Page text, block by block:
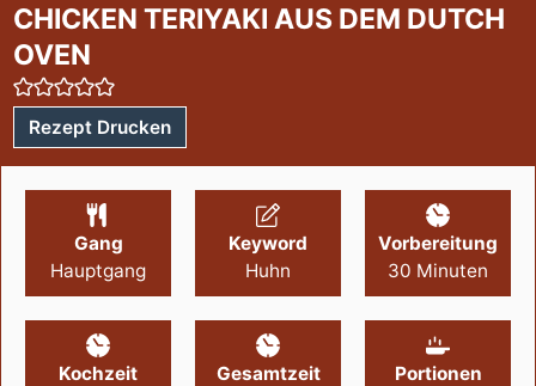
CHICKEN TERIYAKI AUS DEM DUTCH
OVEN
Rezept Drucken
Gang
Hauptgang
Keyword
Huhn
Vorbereitung
30 Minuten
Kochzeit
Gesamtzeit
Portionen